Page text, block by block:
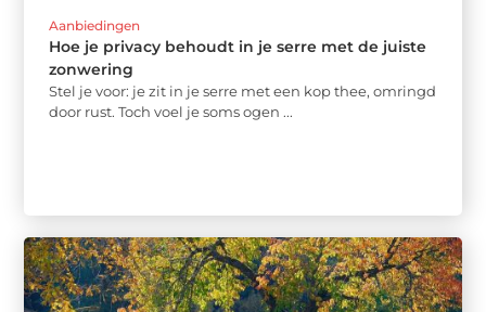
Aanbiedingen
Hoe je privacy behoudt in je serre met de juiste
zonwering
Stel je voor: je zit in je serre met een kop thee, omringd
door rust. Toch voel je soms ogen ...